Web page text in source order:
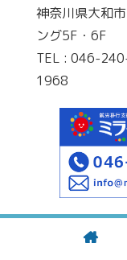
神奈川県大和
ング5F・6F
TEL : 046-
1968